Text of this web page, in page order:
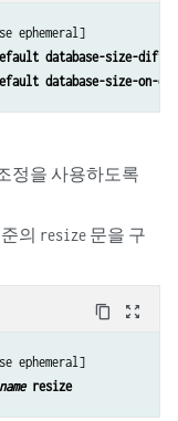
ephemeral]
database-size-diff
database-size-on-
정을 사용하도록
의 resize문을 구
content_copy zoom_out_map
ephemeral]
resize